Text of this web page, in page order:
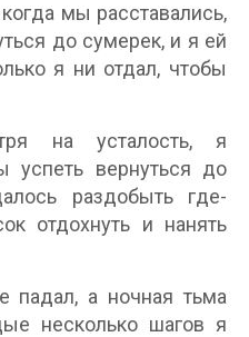
мы расставались,
до сумерек, и я ей
я ни отдал, чтобы
на усталость, я
успеть вернуться до
раздобыть где-
отдохнуть и нанять
падал, а ночная тьма
несколько шагов я